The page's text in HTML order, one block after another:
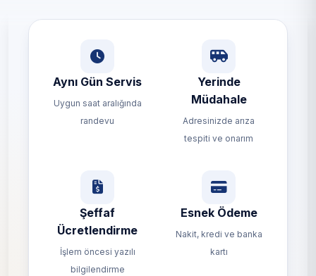
Aynı Gün Servis
Uygun saat aralığında
randevu
Yerinde
Müdahale
Adresinizde arıza
tespiti ve onarım
Şeffaf
Ücretlendirme
İşlem öncesi yazılı
bilgilendirme
Esnek Ödeme
Nakit, kredi ve banka
kartı